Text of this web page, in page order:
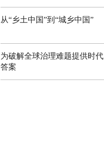
从“乡土中国”到“城乡中国”
为破解全球治理难题提供时代
答案